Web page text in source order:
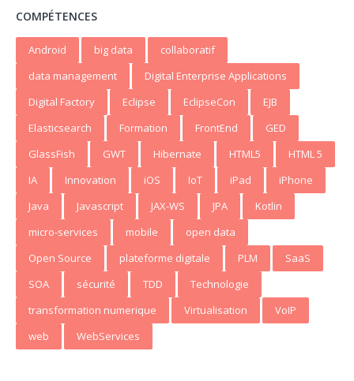
COMPÉTENCES
Android big data
collaboratif
data management
Digital Enterprise Applications
Digital Factory
Eclipse EclipseCon
EJB
Elasticsearch
Formation FrontEnd
GED
GlassFish
GWT Hibernate HTML5
HTML 5
IA
Innovation iOS IoT iPad
iPhone
Java
Javascript JAX-WS JPA
Kotlin
micro-services
mobile
open data
Open Source
plateforme digitale PLM
SaaS
SOA
sécurité TDD
Technologie
transformation numerique
Virtualisation
VoIP
web
WebServices